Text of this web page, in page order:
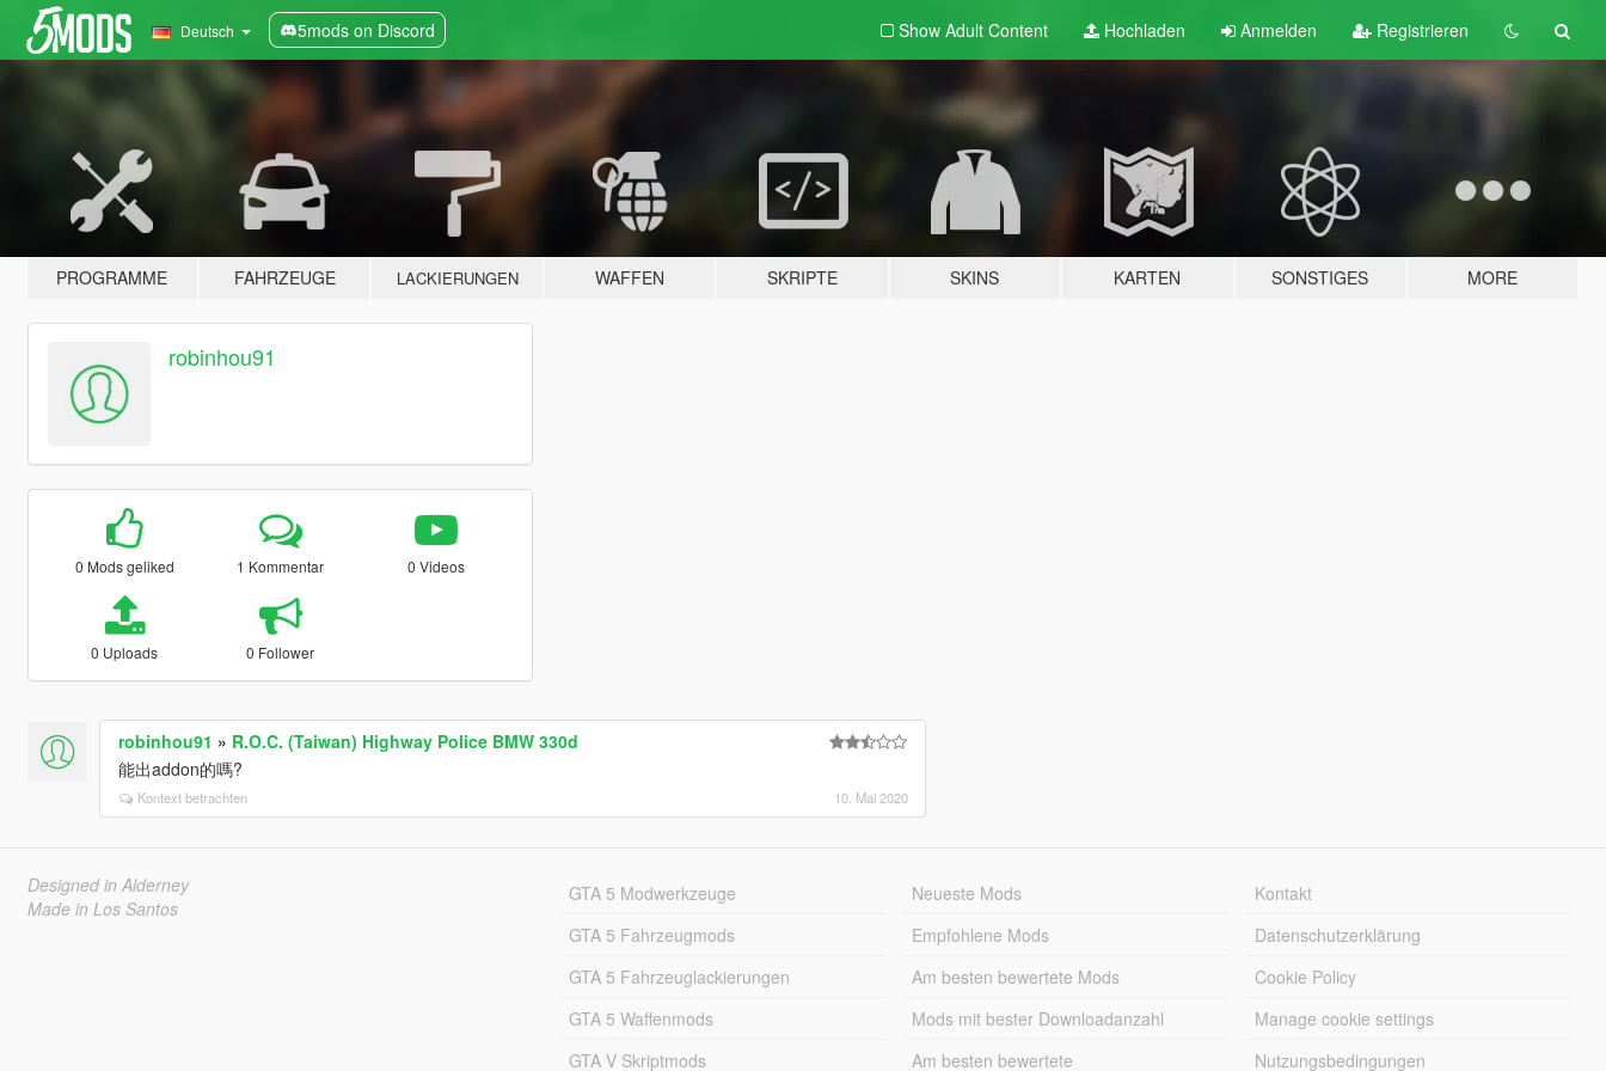
Deutsch 5mods on Discord Show Adult Content Hochladen Anmelden Registrieren
PROGRAMME FAHRZEUGE LACKIERUNGEN WAFFEN SKRIPTE SKINS KARTEN SONSTIGES MORE
robinhou91
0 Mods geliked 1 Kommentar 0 Videos
0 Uploads 0 Follower
robinhou91 » R.O.C. (Taiwan) Highway Police BMW 330d
能出addon的嗎?
Kontext betrachten 10. Mai 2020
Designed in Alderney
Made in Los Santos
GTA 5 Modwerkzeuge
GTA 5 Fahrzeugmods
GTA 5 Fahrzeuglackierungen
GTA 5 Waffenmods
GTA V Skriptmods
Neueste Mods
Empfohlene Mods
Am besten bewertete Mods
Mods mit bester Downloadanzahl
Am besten bewertete
Kontakt
Datenschutzerklärung
Cookie Policy
Manage cookie settings
Nutzungsbedingungen